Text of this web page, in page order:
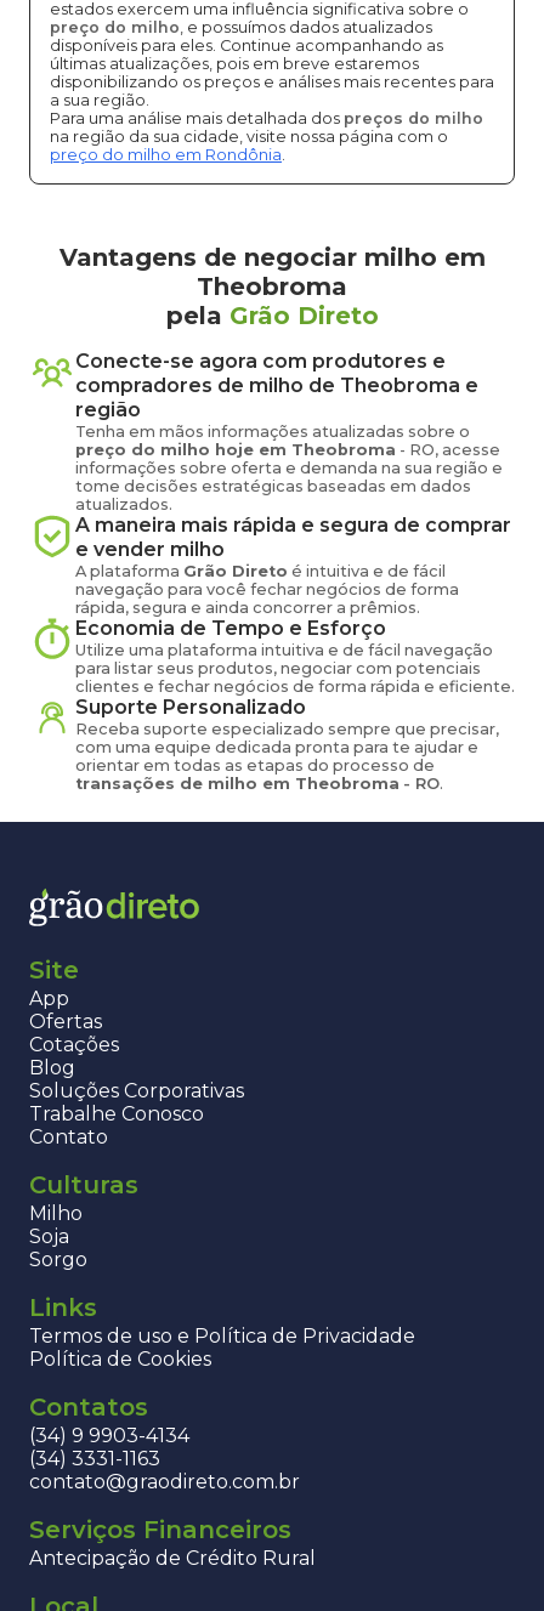
estados exercem uma influência significativa sobre o
preço do milho, e possuímos dados atualizados
disponíveis para eles. Continue acompanhando as
últimas atualizações, pois em breve estaremos
disponibilizando os preços e análises mais recentes para
a sua região.
Para uma análise mais detalhada dos preços do milho
na região da sua cidade, visite nossa página com o
preço do milho em Rondônia.
Vantagens de negociar milho em
Theobroma
pela Grão Direto
Conecte-se agora com produtores e
compradores de milho de Theobroma e
região
Tenha em mãos informações atualizadas sobre o
preço do milho hoje em Theobroma - RO, acesse
informações sobre oferta e demanda na sua região e
tome decisões estratégicas baseadas em dados
atualizados.
A maneira mais rápida e segura de comprar
e vender milho
A plataforma Grão Direto é intuitiva e de fácil
navegação para você fechar negócios de forma
rápida, segura e ainda concorrer a prêmios.
Economia de Tempo e Esforço
Utilize uma plataforma intuitiva e de fácil navegação
para listar seus produtos, negociar com potenciais
clientes e fechar negócios de forma rápida e eficiente.
Suporte Personalizado
Receba suporte especializado sempre que precisar,
com uma equipe dedicada pronta para te ajudar e
orientar em todas as etapas do processo de
transações de milho em Theobroma - RO.
Site
App
Ofertas
Cotações
Blog
Soluções Corporativas
Trabalhe Conosco
Contato
Culturas
Milho
Soja
Sorgo
Links
Termos de uso e Política de Privacidade
Política de Cookies
Contatos
(34) 9 9903-4134
(34) 3331-1163
contato@graodireto.com.br
Serviços Financeiros
Antecipação de Crédito Rural